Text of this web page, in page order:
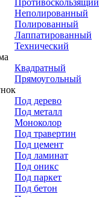
Противоскользящий
Неполированный
Полированный
Лаппатированный
Технический
Квадратный
Прямоугольный
Под дерево
Под металл
Моноколор
Под травертин
Под цемент
Под ламинат
Под оникс
Под паркет
Под бетон